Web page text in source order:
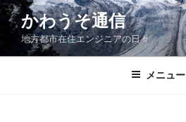
コ
ン
ン
かわうそ通信
地方都市在住エンジニアの日々
メニュー